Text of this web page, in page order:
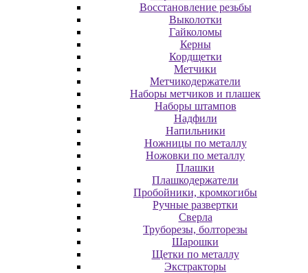
Восстановление резьбы
Выколотки
Гайколомы
Керны
Кордщетки
Метчики
Метчикодержатели
Наборы метчиков и плашек
Наборы штампов
Надфили
Напильники
Ножницы по металлу
Ножовки по металлу
Плашки
Плашкодержатели
Пробойники, кромкогибы
Ручные развертки
Сверла
Труборезы, болторезы
Шарошки
Щетки по металлу
Экcтpaктopы